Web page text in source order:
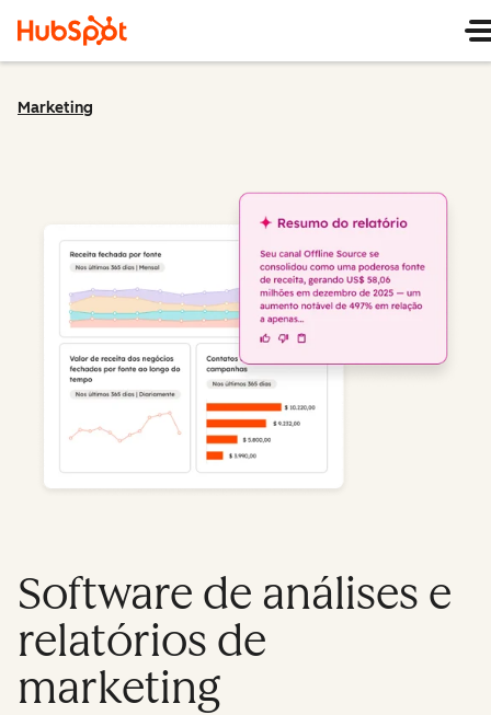
Marketing
Software de análises e
relatórios de
marketing